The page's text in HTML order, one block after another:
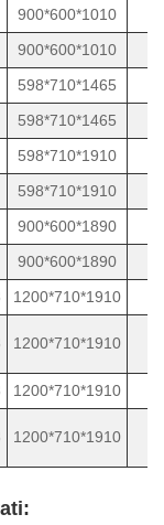
900*600*1010
900*600*1010
598*710*1465
598*710*1465
598*710*1910
598*710*1910
900*600*1890
900*600*1890
1200*710*1910
1200*710*1910
1200*710*1910
1200*710*1910